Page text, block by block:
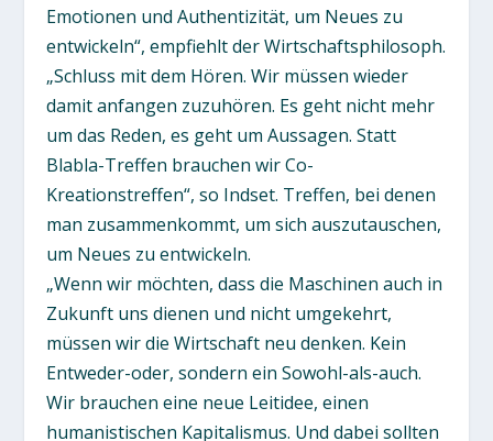
Emotionen und Authentizität, um Neues zu
entwickeln“, empfiehlt der Wirtschaftsphilosoph.
„Schluss mit dem Hören. Wir müssen wieder
damit anfangen zuzuhören. Es geht nicht mehr
um das Reden, es geht um Aussagen. Statt
Blabla-Treffen brauchen wir Co-
Kreationstreffen“, so Indset. Treffen, bei denen
man zusammenkommt, um sich auszutauschen,
um Neues zu entwickeln.
„Wenn wir möchten, dass die Maschinen auch in
Zukunft uns dienen und nicht umgekehrt,
müssen wir die Wirtschaft neu denken. Kein
Entweder-oder, sondern ein Sowohl-als-auch.
Wir brauchen eine neue Leitidee, einen
humanistischen Kapitalismus. Und dabei sollten